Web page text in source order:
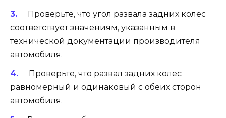
Проверьте, что угол развала задних колес
соответствует значениям, указанным в
технической документации производителя
автомобиля.
Проверьте, что развал задних колес
равномерный и одинаковый с обеих сторон
автомобиля.